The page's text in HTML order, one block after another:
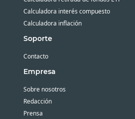
Calculadora interés compuesto
Calculadora inflación
Soporte
Contacto
Empresa
Sobre nosotros
Redacción
Prensa